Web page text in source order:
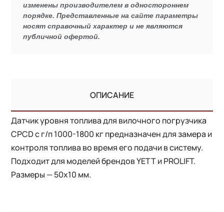
изменены производителем в одностороннем
порядке. Представленные на сайте параметры
носят справочный характер и не являются
публичной офертой.
ОПИСАНИЕ
Датчик уровня топлива для вилочного погрузчика
CPCD с г/п 1000-1800 кг предназначен для замера и
контроля топлива во время его подачи в систему.
Подходит для моделей брендов YETT и PROLIFT.
Размеры — 50х10 мм.